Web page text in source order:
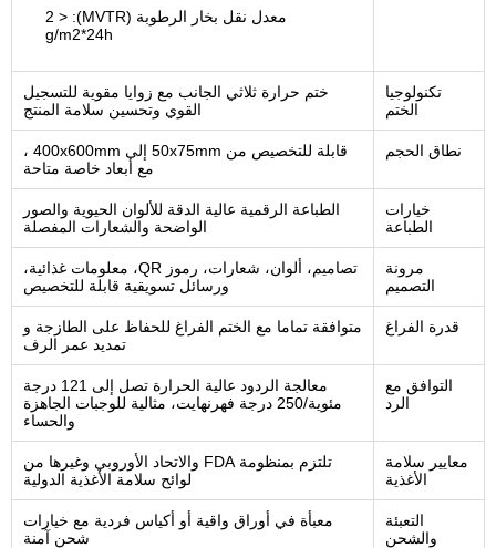
معدل نقل بخار الرطوبة (MVTR): < 2
g/m2*24h
تكنولوجيا
الختم
ختم حرارة ثلاثي الجانب مع زوايا مقوية للتسجيل
القوي وتحسين سلامة المنتج
نطاق الحجم
قابلة للتخصيص من 50x75mm إلى 400x600mm ،
مع أبعاد خاصة متاحة
خيارات
الطباعة
الطباعة الرقمية عالية الدقة للألوان الحيوية والصور
الواضحة والشعارات المفصلة
مرونة
التصميم
تصاميم، ألوان، شعارات، رموز QR، معلومات غذائية،
ورسائل تسويقية قابلة للتخصيص
قدرة الفراغ
متوافقة تماما مع الختم الفراغ للحفاظ على الطازجة و
تمديد عمر الرف
التوافق مع
الرد
معالجة الردود عالية الحرارة تصل إلى 121 درجة
مئوية/250 درجة فهرنهايت، مثالية للوجبات الجاهزة
والحساء
معايير سلامة
الأغذية
تلتزم بمنظومة FDA والاتحاد الأوروبي وغيرها من
لوائح سلامة الأغذية الدولية
التعبئة
والشحن
معبأة في أوراق واقية أو أكياس فردية مع خيارات
شحن آمنة